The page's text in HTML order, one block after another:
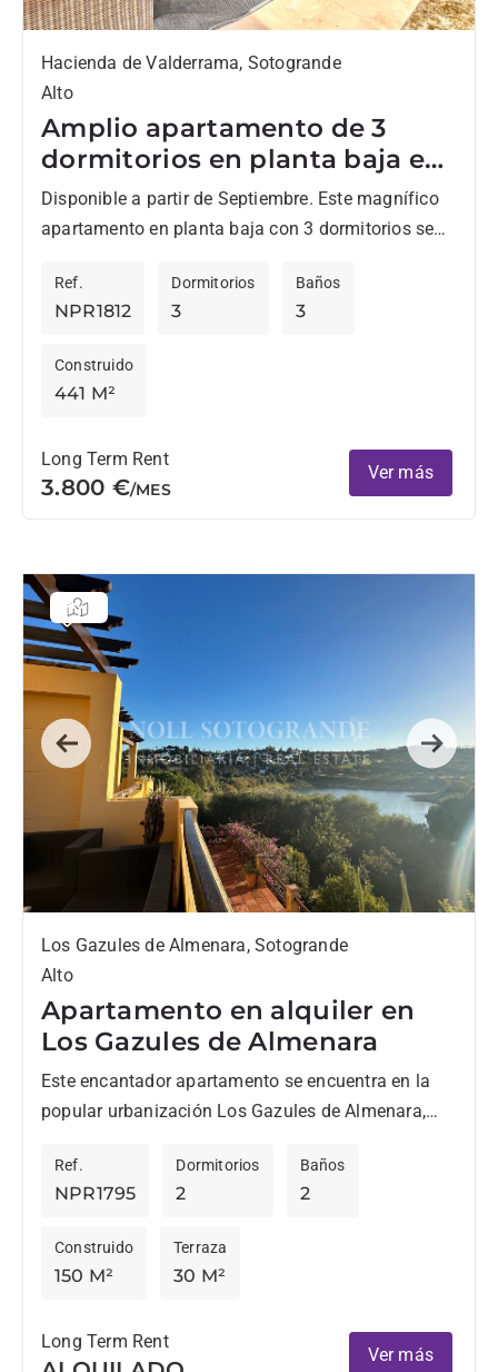
Hacienda de Valderrama, Sotogrande
Alto
Amplio apartamento de 3
dormitorios en planta baja en
Hacienda Valderrama para
alquiler de larga temporada
Disponible a partir de Septiembre. Este magnífico
apartamento en planta baja con 3 dormitorios se
Valderrama. El...
NPR1812
Ref.
3
Dormitorios
3
Baños
441 M²
Construido
Long Term Rent
3.800 €/MES
Ver más
Previous Next
Los Gazules de Almenara, Sotogrande
Alto
Apartamento en alquiler en
Los Gazules de Almenara
Este encantador apartamento se encuentra en la
popular urbanización Los Gazules de Almenara,
International School. Al ingresar,...
NPR1795
Ref.
2
Dormitorios
2
Baños
150 M²
Construido
30 M²
Terraza
Long Term Rent
Ver más